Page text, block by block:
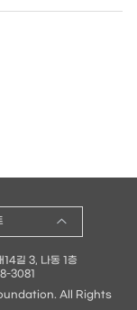
길 3, 나동 1층
3081
All Rights